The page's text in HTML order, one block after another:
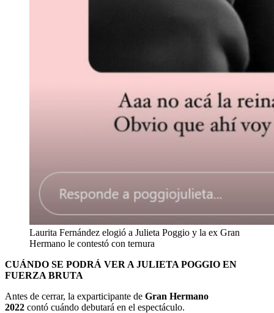
Laurita Fernández elogió a Julieta Poggio y la ex Gran
Hermano le contestó con ternura
CUÁNDO SE PODRÁ VER A JULIETA POGGIO EN
FUERZA BRUTA
Antes de cerrar, la exparticipante de Gran Hermano
2022 contó cuándo debutará en el espectáculo.